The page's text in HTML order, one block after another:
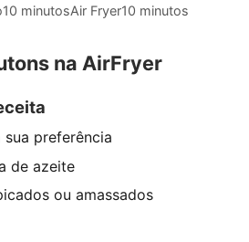
10 minutosAir Fryer10 minutos
na AirFryer
preferência
de azeite
ou amassados